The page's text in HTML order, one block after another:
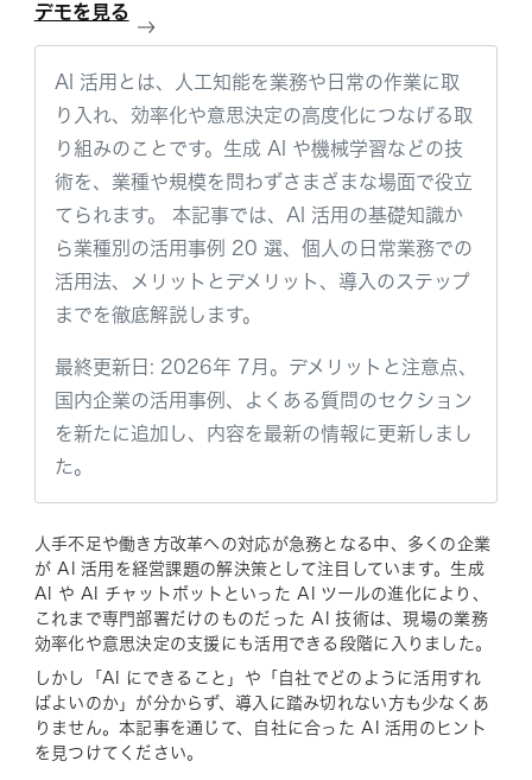
デモを見る
AI 活用とは、人工知能を業務や日常の作業に取
り入れ、効率化や意思決定の高度化につなげる取
り組みのことです。生成 AI や機械学習などの技
術を、業種や規模を問わずさまざまな場面で役立
てられます。 本記事では、AI 活用の基礎知識か
ら業種別の活用事例 20 選、個人の日常業務での
活用法、メリットとデメリット、導入のステップ
までを徹底解説します。
最終更新日: 2026年 7月。デメリットと注意点、
国内企業の活用事例、よくある質問のセクション
を新たに追加し、内容を最新の情報に更新しまし
た。
人手不足や働き方改革への対応が急務となる中、多くの企業
が AI 活用を経営課題の解決策として注目しています。生成
AI や AI チャットボットといった AI ツールの進化により、
これまで専門部署だけのものだった AI 技術は、現場の業務
効率化や意思決定の支援にも活用できる段階に入りました。
しかし「AI にできること」や「自社でどのように活用すれ
ばよいのか」が分からず、導入に踏み切れない方も少なくあ
りません。本記事を通じて、自社に合った AI 活用のヒント
を見つけてください。